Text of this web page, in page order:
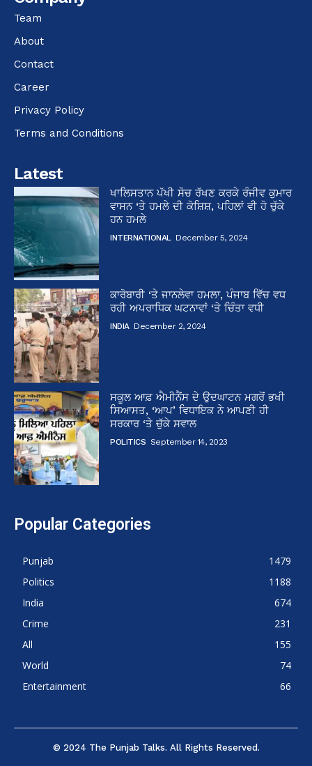
Team
About
Contact
Career
Privacy Policy
Terms and Conditions
Latest
ਖਾਲਿਸਤਾਨ ਪੱਖੀ ਸੋਚ ਰੱਖਣ ਕਰਕੇ ਰੰਜੀਵ ਕੁਮਾਰ
ਵਾਸਨ ‘ਤੇ ਹਮਲੇ ਦੀ ਕੋਸ਼ਿਸ਼, ਪਹਿਲਾਂ ਵੀ ਹੋ ਚੁੱਕੇ
ਹਨ ਹਮਲੇ
INTERNATIONAL December 5, 2024
ਕਾਰੋਬਾਰੀ ‘ਤੇ ਜਾਨਲੇਵਾ ਹਮਲਾ, ਪੰਜਾਬ ਵਿੱਚ ਵਧ
ਰਹੀ ਅਪਰਾਧਿਕ ਘਟਨਾਵਾਂ ‘ਤੇ ਚਿੰਤਾ ਵਧੀ
INDIA December 2, 2024
ਸਕੂਲ ਆਫ਼ ਐਮੀਨੈਂਸ ਦੇ ਉਦਘਾਟਨ ਮਗਰੋਂ ਭਖੀ
ਸਿਆਸਤ, ‘ਆਪ’ ਵਿਧਾਇਕ ਨੇ ਆਪਣੀ ਹੀ
ਸਰਕਾਰ ‘ਤੇ ਚੁੱਕੇ ਸਵਾਲ
POLITICS September 14, 2023
Popular Categories
Punjab
1479
Politics
1188
India
674
Crime
231
All
155
World
74
Entertainment
66
© 2024 The Punjab Talks. All Rights Reserved.